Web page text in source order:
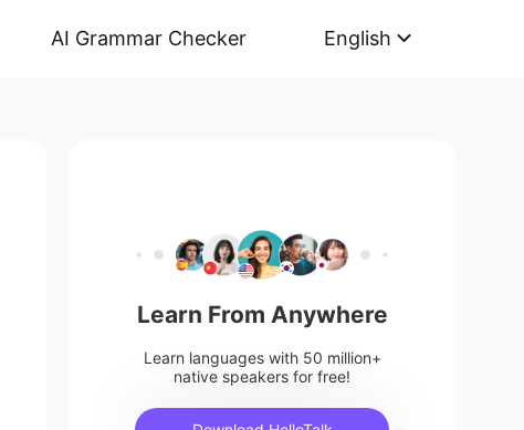
AI Grammar Checker English
Learn From Anywhere
Learn languages with 50 million+
native speakers for free!